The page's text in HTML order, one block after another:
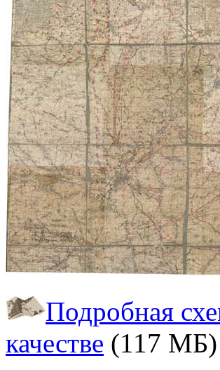
Подробная
качестве (117 МБ)